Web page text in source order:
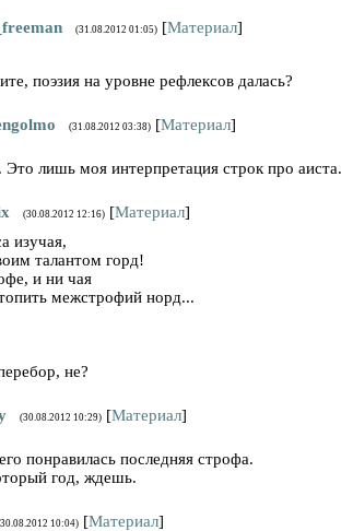
(31.08.2012 01:05) [Материал]
поэзия на уровне рефлексов далась?
(31.08.2012 03:38) [Материал]
лишь моя интерпретация строк про аиста.
(30.08.2012 12:16) [Материал]
изучая,
талантом горд!
и ни чая
межстрофий норд...
не?
(30.08.2012 10:29) [Материал]
понравилась последняя строфа.
год, ждешь.
10:04) [Материал]